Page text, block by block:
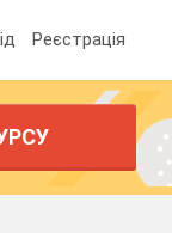
Реєстрація